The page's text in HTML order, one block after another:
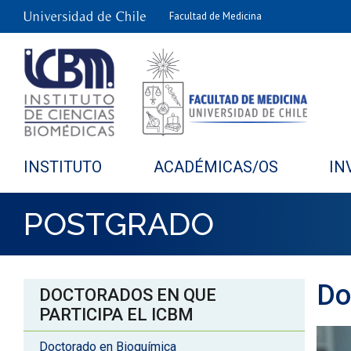
Facultad de Medicina
INSTITUTO ACADÉMICAS/OS
POSTGRADO
DOCTORADOS EN QUE
PARTICIPA EL ICBM
Doctorado en Bioquímica